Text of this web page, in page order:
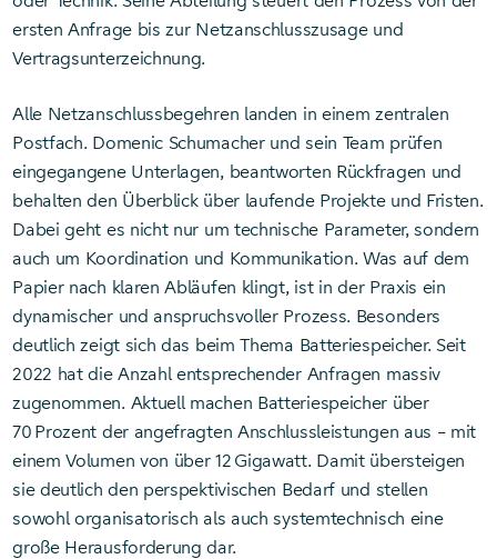
ersten Anfrage bis zur Netzanschlusszusage und
Vertragsunterzeichnung.
Alle Netzanschlussbegehren landen in einem zentralen
Postfach. Domenic Schumacher und sein Team prüfen
eingegangene Unterlagen, beantworten Rückfragen und
behalten den Überblick über laufende Projekte und Fristen.
Dabei geht es nicht nur um technische Parameter, sondern
auch um Koordination und Kommunikation. Was auf dem
Papier nach klaren Abläufen klingt, ist in der Praxis ein
dynamischer und anspruchsvoller Prozess. Besonders
deutlich zeigt sich das beim Thema Batteriespeicher. Seit
2022 hat die Anzahl entsprechender Anfragen massiv
zugenommen. Aktuell machen Batteriespeicher über
70 Prozent der angefragten Anschlussleistungen aus – mit
einem Volumen von über 12 Gigawatt. Damit übersteigen
sie deutlich den perspektivischen Bedarf und stellen
sowohl organisatorisch als auch systemtechnisch eine
große Herausforderung dar.